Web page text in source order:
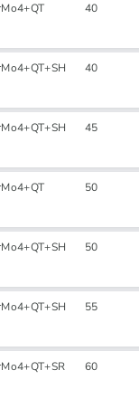
40
40
45
50
50
55
60